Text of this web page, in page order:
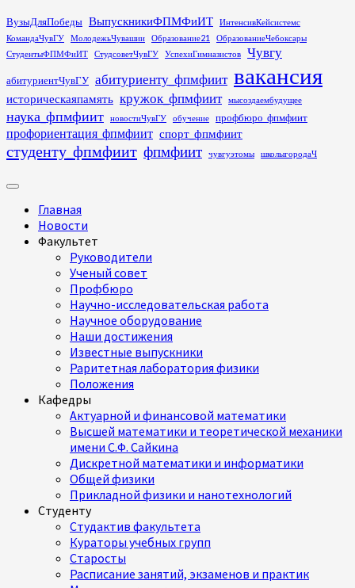
Перейти
к
содержимому
ВузыДляПобеды ВыпускникиФПМФиИТ
ИнтенсивКейсистемс
КомандаЧувГУ
МолодежьЧувашии Образование21
ОбразованиеЧебоксары
СтудентыФПМФиИТ
СтудсоветЧувГУ УспехиГимназистов Чувгу
абитуриентЧувГУ абитуриенту_фпмфиит вакансия
историческаяпамять кружок_фпмфиит мысоздаембудущее
наука_фпмфиит новостиЧувГУ обучение профбюро_фпмфиит
профориентация_фпмфиит спорт_фпмфиит
студенту_фпмфиит фпмфиит чувгуэтомы школыгородаЧ
Основное
Главная
Новости
Факультет
Руководители
Ученый совет
Профбюро
Научно-исследовательская работа
Научное оборудование
Наши достижения
Известные выпускники
Раритетная лаборатория физики
Положения
Кафедры
Актуарной и финансовой математики
Высшей математики и теоретической механики
имени С.Ф. Сайкина
Дискретной математики и информатики
Общей физики
Прикладной физики и нанотехнологий
Студенту
Студактив факультета
Кураторы учебных групп
Старосты
Расписание занятий, экзаменов и практик